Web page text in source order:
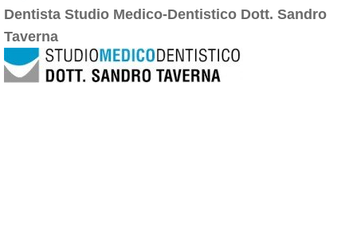
Dentista Studio Medico-Dentistico Dott. Sandro
Taverna